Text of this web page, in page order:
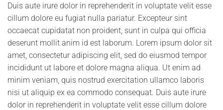
Duis aute irure dolor in reprehenderit in voluptate velit esse
cillum dolore eu fugiat nulla pariatur. Excepteur sint
occaecat cupidatat non proident, sunt in culpa qui officia
deserunt mollit anim id est laborum. Lorem ipsum dolor sit
amet, consectetur adipiscing elit, sed do eiusmod tempor
incididunt ut labore et dolore magna aliqua. Ut enim ad
minim veniam, quis nostrud exercitation ullamco laboris
nisi ut aliquip ex ea commodo consequat. Duis aute irure
dolor in reprehenderit in voluptate velit esse cillum dolore